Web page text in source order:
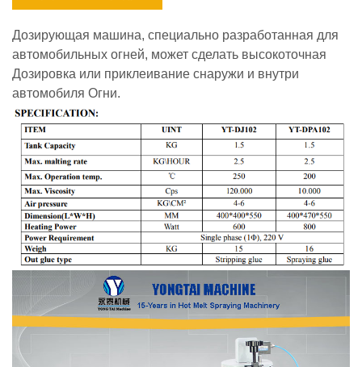
Дозирующая машина, специально разработанная для
автомобильных огней, может сделать высокоточная
Дозировка или приклеивание снаружи и внутри
автомобиля Огни.